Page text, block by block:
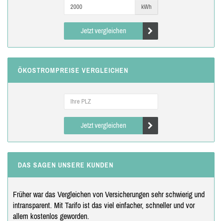
kWh
Jetzt vergleichen
ÖKOSTROMPREISE VERGLEICHEN
Jetzt vergleichen
DAS SAGEN UNSERE KUNDEN
Früher war das Vergleichen von Versicherungen sehr schwierig und
intransparent. Mit Tarifo ist das viel einfacher, schneller und vor
allem kostenlos geworden.